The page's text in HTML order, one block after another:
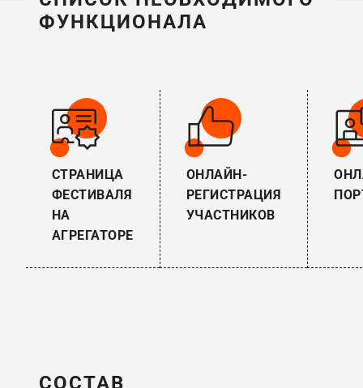
ФУНКЦИОНАЛА
СТРАНИЦА
ФЕСТИВАЛЯ
НА
АГРЕГАТОРЕ
ОНЛАЙН-
РЕГИСТРАЦИЯ
УЧАСТНИКОВ
СОСТАВ